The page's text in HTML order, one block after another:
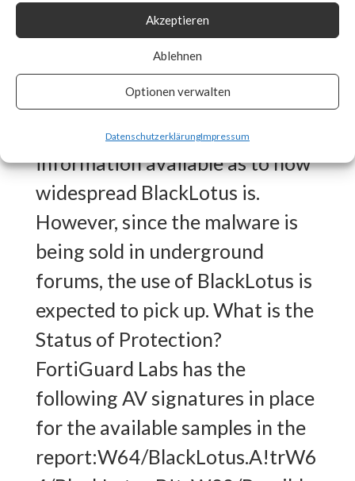
Akzeptieren
Ablehnen
Optionen verwalten
DatenschutzerklärungImpressum
machines’ locales are set to
Armenia, Belarus, Kazakhstan,
Moldova, Russia, and
Ukraine.How Widespread is
BlackLotus?There is no
information available as to how
widespread BlackLotus is.
However, since the malware is
being sold in underground
forums, the use of BlackLotus is
expected to pick up. What is the
Status of Protection?
FortiGuard Labs has the
following AV signatures in place
for the available samples in the
report:W64/BlackLotus.A!trW6